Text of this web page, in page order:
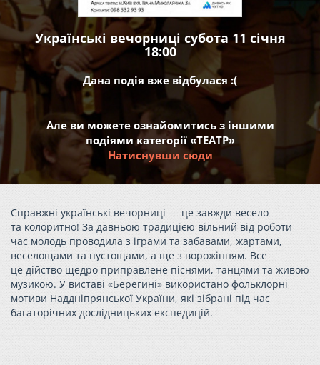
Українські вечорниці субота 11 січня
18:00
Дана подія вже відбулася :(
Але ви можете ознайомитись з іншими
подіями категорії «ТЕАТР»
Натиснувши сюди
Справжні українські вечорниці — це завжди весело
та колоритно! За давньою традицією вільний від роботи
час молодь проводила з іграми та забавами, жартами,
веселощами та пустощами, а ще з ворожінням. Все
це дійство щедро приправлене піснями, танцями та живою
музикою. У виставі «Берегині» використано фольклорні
мотиви Наддніпрянської України, які зібрані під час
багаторічних дослідницьких експедицій.